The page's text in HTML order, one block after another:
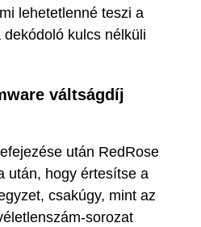
lehetetlenné teszi a
kulcs nélküli
váltságdíj
után RedRose
után, hogy értesítse a
csakúgy, mint az
sorozat